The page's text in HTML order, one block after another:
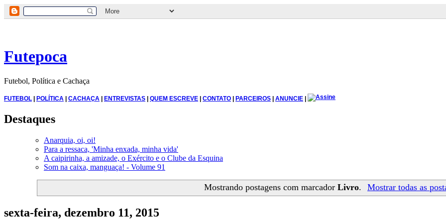
Futepoca
Futebol, Política e Cachaça
FUTEBOL | POLÍTICA | CACHAÇA | ENTREVISTAS | QUEM ESCREVE | CONTATO | PARCEIROS | ANUNCIE |
Destaques
Anarquia, oi, oi!
Para a ressaca, 'Minha enxada, minha vida'
A caipirinha, a amizade, o Exército e o Clube da Esquina
Som na caixa, manguaça! - Volume 91
Mostrando postagens com marcador Livro. Mostrar todas as
sexta-feira, dezembro 11, 2015